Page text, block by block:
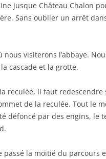
jusque Château Chalon
Sans oublier un arrêt
visiterons l’abbaye.
cascade et la grotte.
reculée, il faut
de la reculée. Tout le
défoncé par des engins, le
la moitié du parcours